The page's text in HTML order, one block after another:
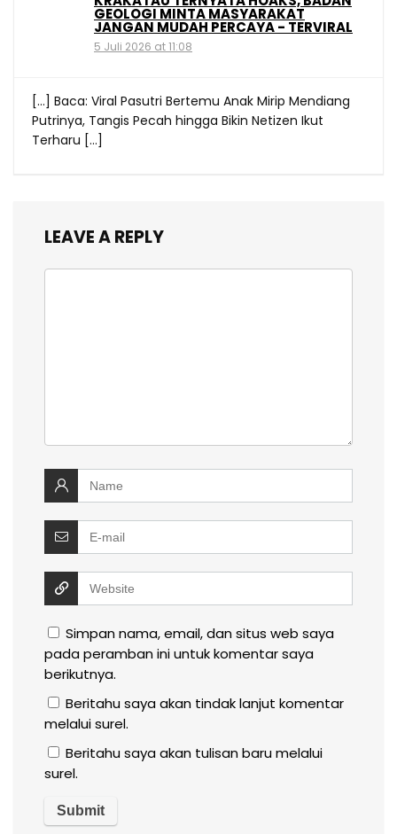
GEOLOGI MINTA MASYARAKAT
JANGAN MUDAH PERCAYA - TERVIRAL
5 Juli 2026 at 11:08
[…] Baca: Viral Pasutri Bertemu Anak Mirip Mendiang
Putrinya, Tangis Pecah hingga Bikin Netizen Ikut
Terharu […]
LEAVE A REPLY
Simpan nama, email, dan situs web saya
pada peramban ini untuk komentar saya
berikutnya.
Beritahu saya akan tindak lanjut komentar
melalui surel.
Beritahu saya akan tulisan baru melalui
surel.